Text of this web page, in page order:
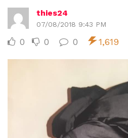
thies24
07/08/2018 9:43 PM
0 0 0 1,619